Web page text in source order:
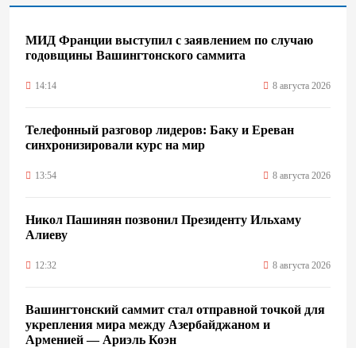
МИД Франции выступил с заявлением по случаю
годовщины Вашингтонского саммита
14:14 8 августа 2026
Телефонный разговор лидеров: Баку и Ереван
синхронизировали курс на мир
13:54 8 августа 2026
Никол Пашинян позвонил Президенту Ильхаму
Алиеву
12:32 8 августа 2026
Вашингтонский саммит стал отправной точкой для
укрепления мира между Азербайджаном и
Арменией — Ариэль Коэн